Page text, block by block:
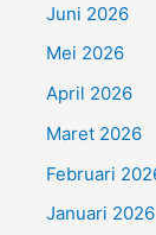
Juni 2026
Mei 2026
April 2026
Maret 2026
Februari
Januari 2026